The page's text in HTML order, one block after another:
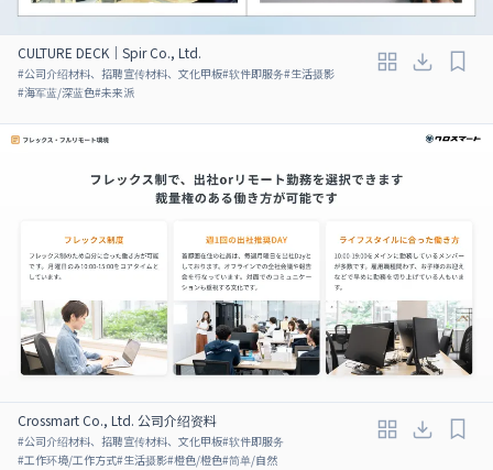
CULTURE DECK｜Spir Co., Ltd.
#公司介绍材料、招聘宣传材料、文化甲板#软件即服务#生活摄影
#海军蓝/深蓝色#未来派
Crossmart Co., Ltd. 公司介绍资料
#公司介绍材料、招聘宣传材料、文化甲板#软件即服务
#工作环境/工作方式#生活摄影#橙色/橙色#简单/自然